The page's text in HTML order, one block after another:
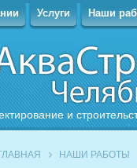
и
Услуги Наши
НАШИ РАБОТЫ